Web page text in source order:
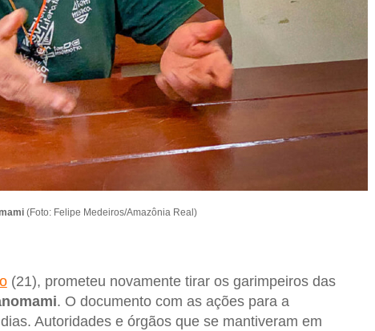
(Foto: Felipe Medeiros/Amazônia Real)
(21), prometeu novamente tirar os garimpeiros das
. O documento com as ações para a
Autoridades e órgãos que se mantiveram em